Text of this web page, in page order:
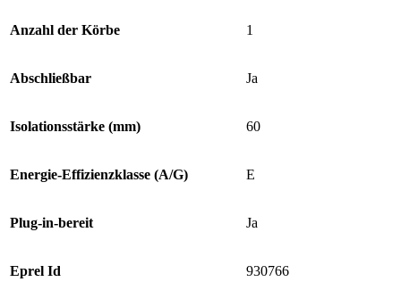
Anzahl der Körbe 1
Abschließbar Ja
Isolationsstärke (mm) 60
Energie-Effizienzklasse (A/G) E
Plug-in-bereit Ja
Eprel Id 930766